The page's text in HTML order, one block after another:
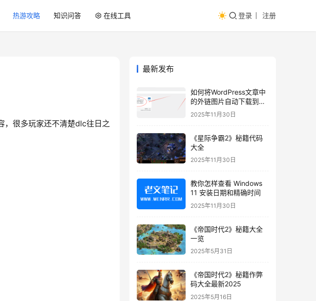
热游攻略 知识问答 在线工具 登录 注册
，很多玩家还不清楚dlc往日之
最新发布
如何将WordPress文章中
的外链图片自动下载到本
地？
2025年11月30日
《星际争霸2》秘籍代码
大全
2025年11月30日
教你怎样查看 Windows
11 安装日期和精确时间
2025年11月30日
《帝国时代2》秘籍大全
一览
2025年5月31日
《帝国时代2》秘籍作弊
码大全最新2025
2025年5月16日